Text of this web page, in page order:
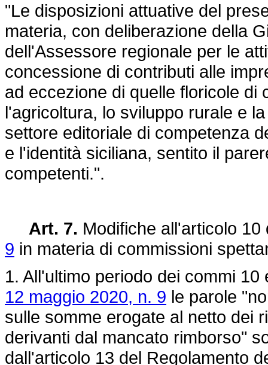
"Le disposizioni attuative del
materia, con deliberazione della
dell'Assessore regionale per le
concessione di contributi alle
ad eccezione di quelle floricole
l'agricoltura, lo sviluppo rurale e
settore editoriale di competenza
e l'identità siciliana, sentito il
competenti.".
Art. 7. Modifiche all'articolo
9 in materia di commissioni
1. All'ultimo periodo dei commi
12 maggio 2020, n. 9 le parole
sulle somme erogate al netto dei
derivanti dal mancato rimborso"
dall'articolo 13 del Regolamento